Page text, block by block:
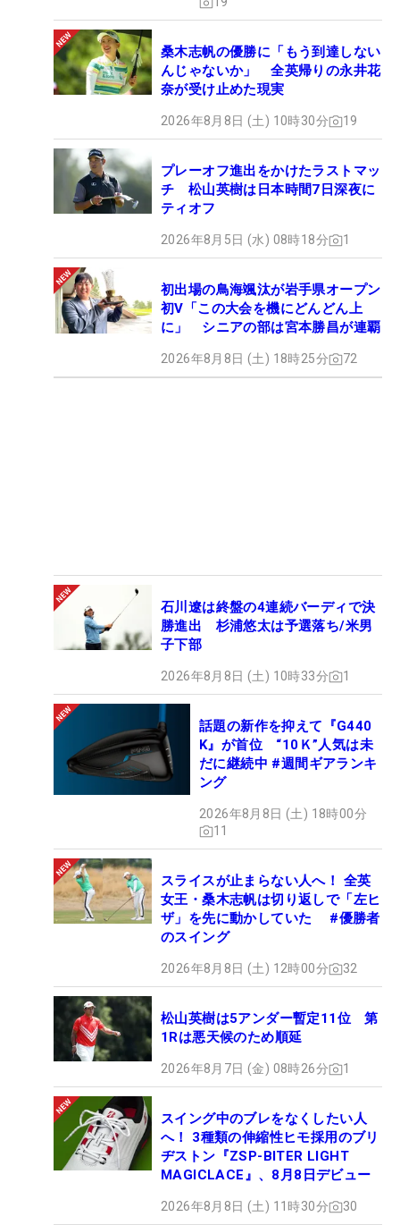
桑木志帆の優勝に「もう到達しない
んじゃないか」 全英帰りの永井花
奈が受け止めた現実
2026年8月8日 (土) 10時30分 19
プレーオフ進出をかけたラストマッ
チ 松山英樹は日本時間7日深夜に
ティオフ
2026年8月5日 (水) 08時18分 1
初出場の鳥海颯汰が岩手県オープン
初V「この大会を機にどんどん上
に」 シニアの部は宮本勝昌が連覇
2026年8月8日 (土) 18時25分 72
石川遼は終盤の4連続バーディで決
勝進出 杉浦悠太は予選落ち/米男
子下部
2026年8月8日 (土) 10時33分 1
話題の新作を抑えて『G440
K』が首位 “10Ｋ”人気は未
だに継続中 #週間ギアランキ
ング
2026年8月8日 (土) 18時00分
11
スライスが止まらない人へ！ 全英
女王・桑木志帆は切り返しで「左ヒ
ザ」を先に動かしていた #優勝者
のスイング
2026年8月8日 (土) 12時00分 32
松山英樹は5アンダー暫定11位 第
1Rは悪天候のため順延
2026年8月7日 (金) 08時26分 1
スイング中のブレをなくしたい人
へ！ 3種類の伸縮性ヒモ採用のブリ
ヂストン『ZSP-BITER LIGHT
MAGICLACE』、8月8日デビュー
2026年8月8日 (土) 11時30分 30